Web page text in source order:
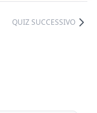
QUIZ SUCCESSIVO